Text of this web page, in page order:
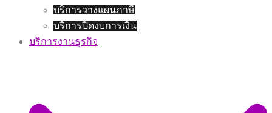
บริการวางแผนภาษี
บริการปิดงบการเงิน
บริการงานธุรกิจ